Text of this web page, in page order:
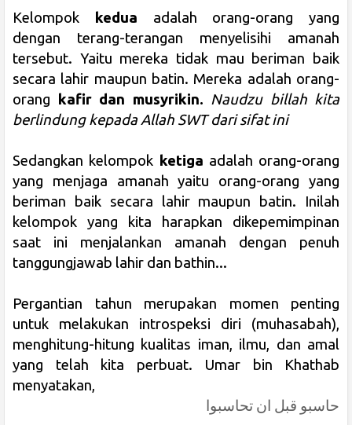
Kelompok kedua adalah orang-orang yang
dengan terang-terangan menyelisihi amanah
tersebut. Yaitu mereka tidak mau beriman baik
secara lahir maupun batin. Mereka adalah orang-
orang
kafir dan musyrikin. Naudzu billah kita
berlindung kepada Allah SWT dari sifat ini
Sedangkan kelompok ketiga adalah orang-orang
yang menjaga amanah yaitu orang-orang yang
beriman baik secara lahir maupun batin. Inilah
kelompok yang kita harapkan dikepemimpinan
saat ini menjalankan amanah dengan penuh
tanggungjawab lahir dan bathin...
Pergantian tahun merupakan momen penting
untuk melakukan introspeksi diri (muhasabah),
menghitung-hitung kualitas iman, ilmu, dan amal
yang telah kita perbuat. Umar bin Khathab
menyatakan,
حاسبو قبل ان تحاسبوا